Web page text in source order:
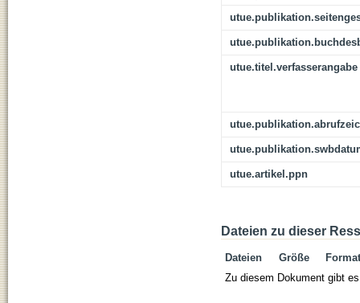
utue.titel.verfasserangabe
utue.artikel.ppn
Dateien zu dieser
Dateien Größe
Format
Zu diesem Dokument gibt